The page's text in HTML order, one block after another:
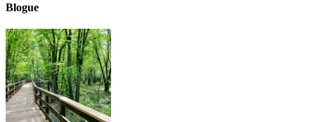
Blogue